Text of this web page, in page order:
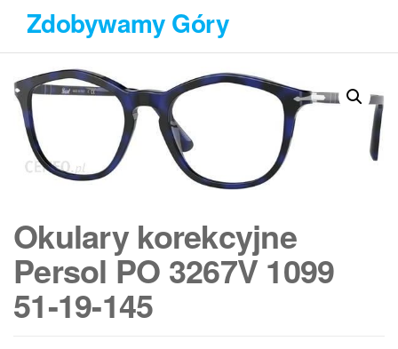
Przejdź
treści
Zdobywamy Góry
Okulary korekcyjne
Persol PO 3267V 1099
51-19-145